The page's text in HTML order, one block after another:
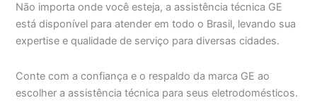
Não importa onde você esteja, a assistência técnica GE
está disponível para atender em todo o Brasil, levando sua
expertise e qualidade de serviço para diversas cidades.
Conte com a confiança e o respaldo da marca GE ao
escolher a assistência técnica para seus eletrodomésticos.